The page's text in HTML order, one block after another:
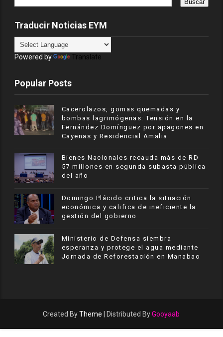
Traducir Noticias EYM
Powered by Translate
Popular Posts
Cacerolazos, gomas quemadas y
bombas lagrimógenas: Tensión en la
Fernández Domínguez por apagones en
Cayenas y Residencial Amalia
Bienes Nacionales recauda más de RD
57 millones en segunda subasta pública
del año
​Domingo Plácido critica la situación
económica y califica de ineficiente la
gestión del gobierno
Ministerio de Defensa siembra
esperanza y protege el agua mediante
Jornada de Reforestación en Manabao
Created ByTheme | Distributed ByGooyaab